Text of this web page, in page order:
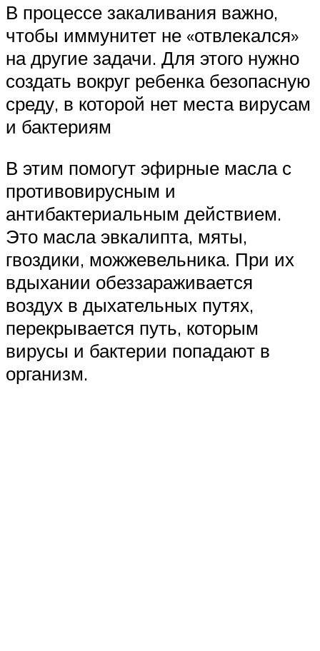
В процессе закаливания важно,
чтобы иммунитет не «отвлекался»
на другие задачи. Для этого нужно
создать вокруг ребенка безопасную
среду, в которой нет места вирусам
и бактериям
В этим помогут эфирные масла с
противовирусным и
антибактериальным действием.
Это масла эвкалипта, мяты,
гвоздики, можжевельника. При их
вдыхании обеззараживается
воздух в дыхательных путях,
перекрывается путь, которым
вирусы и бактерии попадают в
организм.